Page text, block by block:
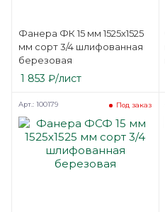
Фанера ФК 15 мм 1525х1525
мм сорт 3/4 шлифованная
березовая
1 853 ₽/лист
Под заказ
Арт.: 100179